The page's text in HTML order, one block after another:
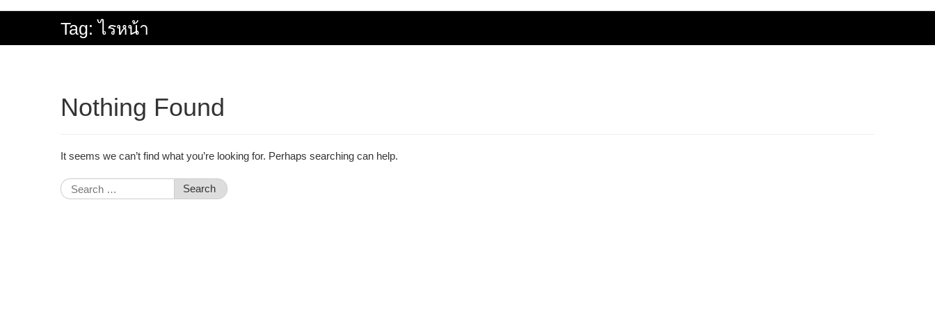
Tag:ไรหน้า
Nothing Found
It seems we can’t find what you’re looking for. Perhaps searching can help.
Search
for: